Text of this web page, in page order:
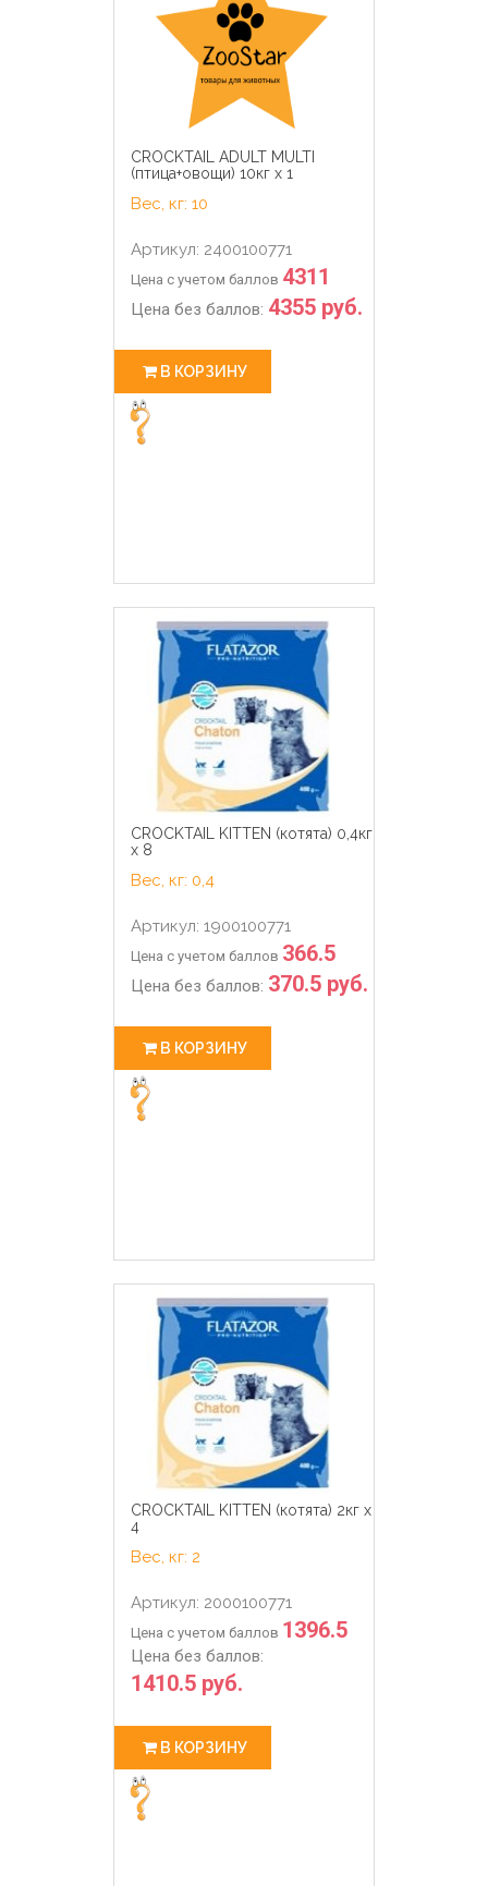
CROCKTAIL ADULT MULTI
(птица+овощи) 10кг х 1
Вес, кг: 10
Артикул: 2400100771
Цена с учетом баллов 4311
Цена без баллов: 4355 руб.
В КОРЗИНУ
CROCKTAIL KITTEN (котята) 0,4кг
х 8
Вес, кг: 0,4
Артикул: 1900100771
Цена с учетом баллов 366.5
Цена без баллов: 370.5 руб.
В КОРЗИНУ
CROCKTAIL KITTEN (котята) 2кг х
4
Вес, кг: 2
Артикул: 2000100771
Цена с учетом баллов 1396.5
Цена без баллов:
1410.5 руб.
В КОРЗИНУ